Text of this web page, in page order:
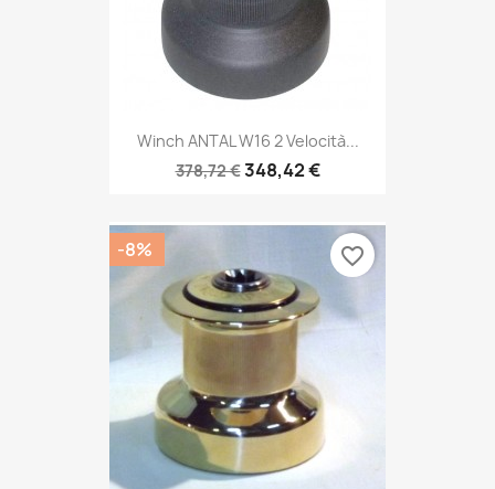
Winch ANTAL W16 2 Velocità...
378,72 €348,42 €
-8% favorite_border